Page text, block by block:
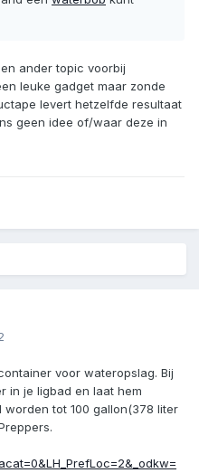
ander topic voorbij
leuke gadget maar zonde
levert hetzelfde resultaat
geen idee of/waar deze in
voor wateropslag. Bij
in je ligbad en laat hem
worden tot 100 gallon(378 liter